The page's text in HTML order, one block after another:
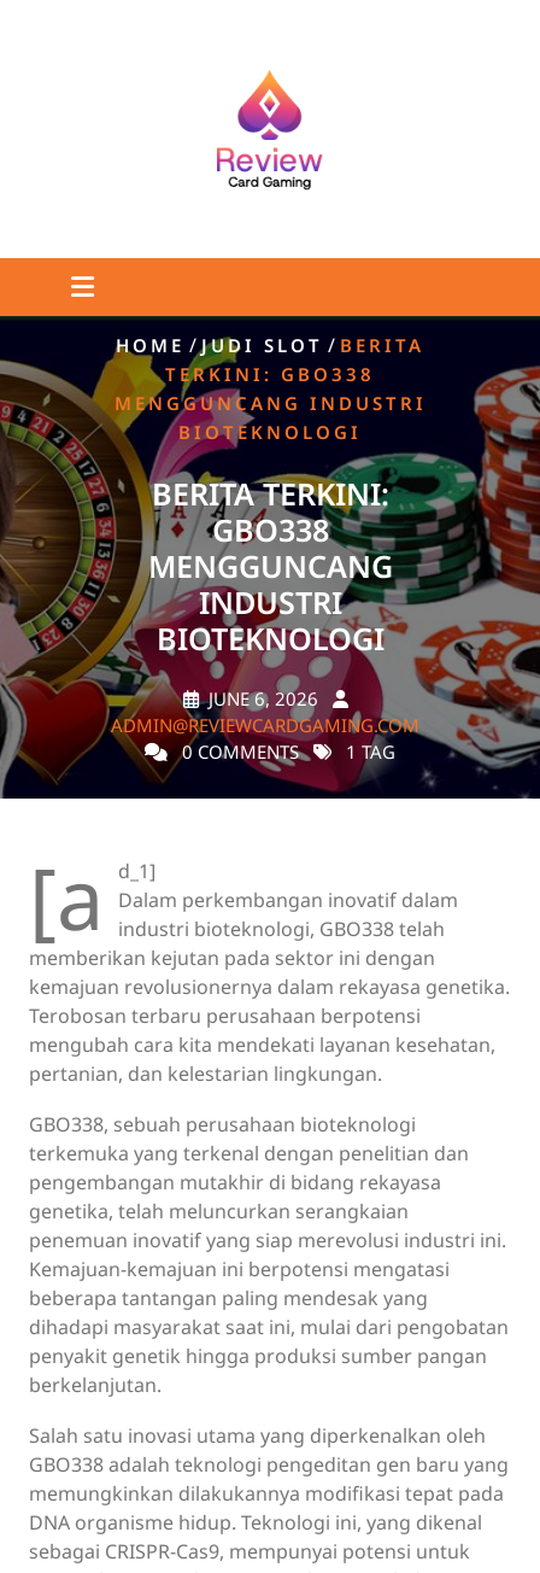
HOME /JUDI SLOT / BERITA
TERKINI: GBO338
MENGGUNCANG INDUSTRI
BIOTEKNOLOGI
BERITA TERKINI:
GBO338
MENGGUNCANG
INDUSTRI
BIOTEKNOLOGI
JUNE 6, 2026
ADMIN@REVIEWCARDGAMING.COM
0 COMMENTS
1 TAG
[a
d_1]
Dalam perkembangan inovatif dalam
industri bioteknologi, GBO338 telah
memberikan kejutan pada sektor ini dengan
kemajuan revolusionernya dalam rekayasa genetika.
Terobosan terbaru perusahaan berpotensi
mengubah cara kita mendekati layanan kesehatan,
pertanian, dan kelestarian lingkungan.
GBO338, sebuah perusahaan bioteknologi
terkemuka yang terkenal dengan penelitian dan
pengembangan mutakhir di bidang rekayasa
genetika, telah meluncurkan serangkaian
penemuan inovatif yang siap merevolusi industri ini.
Kemajuan-kemajuan ini berpotensi mengatasi
beberapa tantangan paling mendesak yang
dihadapi masyarakat saat ini, mulai dari pengobatan
penyakit genetik hingga produksi sumber pangan
berkelanjutan.
Salah satu inovasi utama yang diperkenalkan oleh
GBO338 adalah teknologi pengeditan gen baru yang
memungkinkan dilakukannya modifikasi tepat pada
DNA organisme hidup. Teknologi ini, yang dikenal
sebagai CRISPR-Cas9, mempunyai potensi untuk